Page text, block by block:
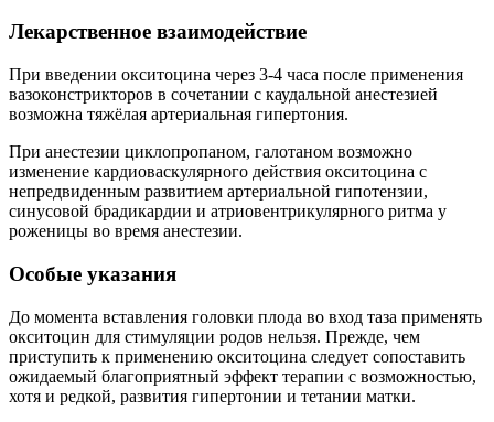
Лекарственное взаимодействие
При введении окситоцина через 3-4 часа после применения
вазоконстрикторов в сочетании с каудальной анестезией
возможна тяжёлая артериальная гипертония.
При анестезии циклопропаном, галотаном возможно
изменение кардиоваскулярного действия окситоцина с
непредвиденным развитием артериальной гипотензии,
синусовой брадикардии и атриовентрикулярного ритма у
роженицы во время анестезии.
Особые указания
До момента вставления головки плода во вход таза применять
окситоцин для стимуляции родов нельзя. Прежде, чем
приступить к применению окситоцина следует сопоставить
ожидаемый благоприятный эффект терапии с возможностью,
хотя и редкой, развития гипертонии и тетании матки.